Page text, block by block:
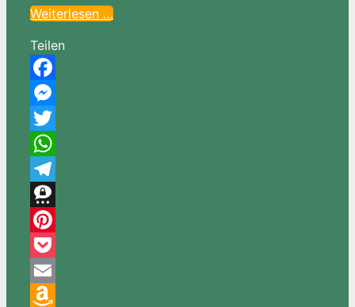
Weiterlesen …
Teilen
Facebook
Messenger
Twitter
WhatsApp
Telegram
Threema
Pinterest
Pocket
Email